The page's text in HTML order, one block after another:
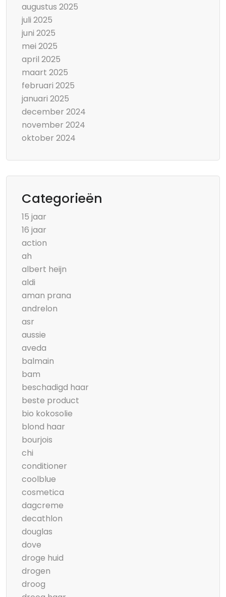
augustus 2025
juli 2025
juni 2025
mei 2025
april 2025
maart 2025
februari 2025
januari 2025
december 2024
november 2024
oktober 2024
Categorieën
15 jaar
16 jaar
action
ah
albert heijn
aldi
aman prana
andrelon
asr
aussie
aveda
balmain
bam
beschadigd haar
beste product
bio kokosolie
blond haar
bourjois
chi
conditioner
coolblue
cosmetica
dagcreme
decathlon
douglas
dove
droge huid
drogen
droog